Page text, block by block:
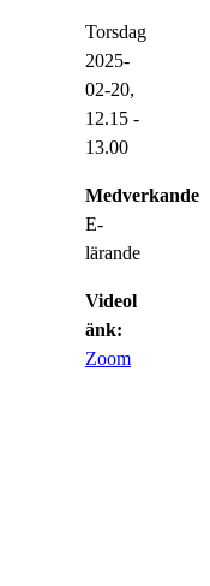
Torsdag
2025-
02-20,
12.15 -
13.00
Medverkande:
E-
lärande
Videol
änk:
Zoom